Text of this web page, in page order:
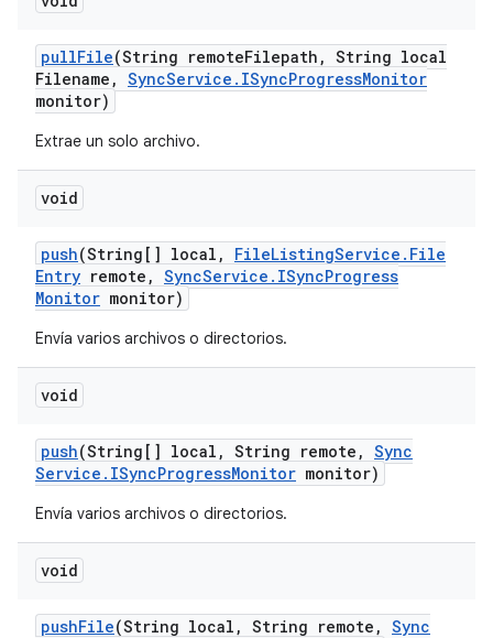
pullFile(String remoteFilepath , String local
Filename , SyncService . ISyncProgressMonitor
monitor)
Extrae un solo archivo.
void
push(String[] local , FileListingService . File
Entry remote , SyncService . ISyncProgress
Monitor monitor)
Envía varios archivos o directorios.
void
push(String[] local , String remote , Sync
Service . ISyncProgressMonitor monitor)
Envía varios archivos o directorios.
void
pushFile(String local , String remote , Sync